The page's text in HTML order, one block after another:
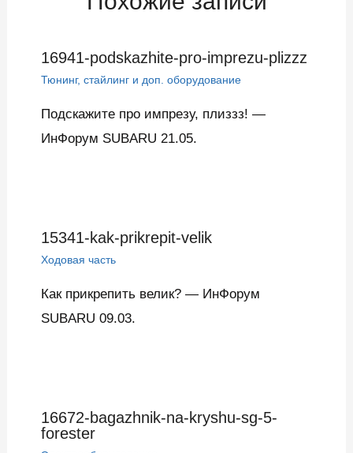
16941-podskazhite-pro-imprezu-plizzz
Тюнинг, стайлинг и доп. оборудование
Подскажите про импрезу, плиззз! —
ИнФорум SUBARU 21.05.
15341-kak-prikrepit-velik
Ходовая часть
Как прикрепить велик? — ИнФорум
SUBARU 09.03.
16672-bagazhnik-na-kryshu-sg-5-
forester